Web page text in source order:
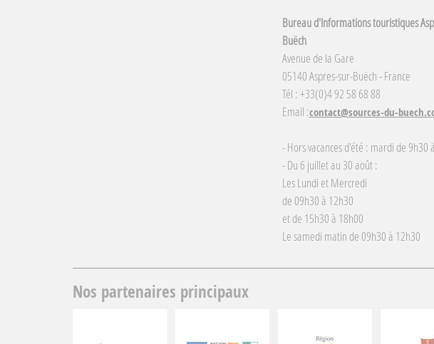
Bureau d'Informations touristiques
Buëch
Avenue de la Gare
05140 Aspres-sur-Buëch - France
Tél : +33(0)4 92 58 68 88
Email :contact@sources-du-
- Hors vacances d'été : mardi de 9h30
- Du 6 juillet au 30 août :
Les Lundi et Mercredi
de 09h30 à 12h30
et de 15h30 à 18h00
Le samedi matin de 09h30 à 12h30
Nos partenaires principaux